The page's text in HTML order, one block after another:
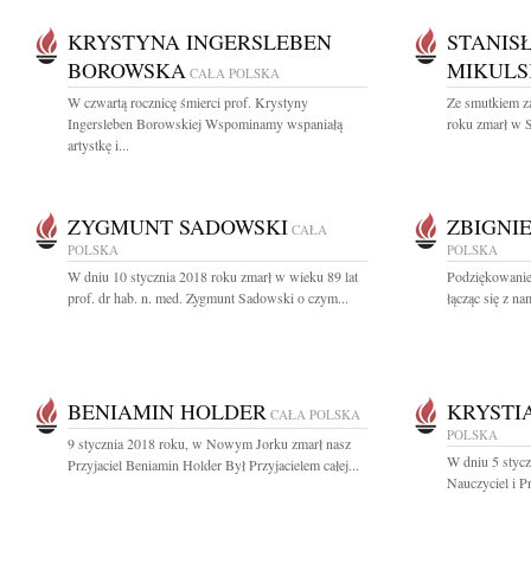
KRYSTYNA INGERSLEBEN
BOROWSKA CAŁA POLSKA
W czwartą rocznicę śmierci prof. Krystyny
Ingersleben Borowskiej Wspominamy wspaniałą
artystkę i...
Ze smutkiem
roku zmarł w
ZYGMUNT SADOWSKI CAŁA
POLSKA
W dniu 10 stycznia 2018 roku zmarł w wieku 89 lat
prof. dr hab. n. med. Zygmunt Sadowski o czym...
POLSKA
łącząc się z
BENIAMIN HOLDER CAŁA POLSKA
9 stycznia 2018 roku, w Nowym Jorku zmarł nasz
Przyjaciel Beniamin Holder Był Przyjacielem całej...
POLSKA
W dniu 5
Nauczyciel i